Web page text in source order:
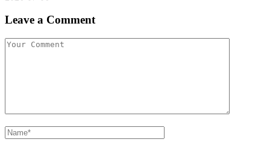
Leave a Comment